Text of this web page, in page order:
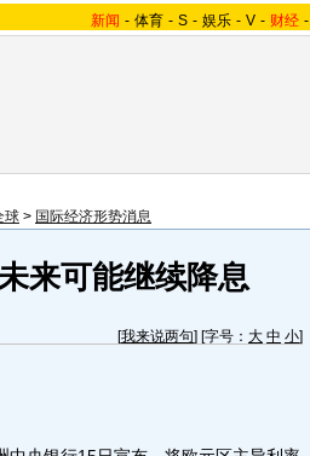
新闻 - 体育 - S - 娱乐 - V - 财经 -
球 > 国际经济形势消息
来可能继续降息
[我来说两句] [字号： 大 中 小]